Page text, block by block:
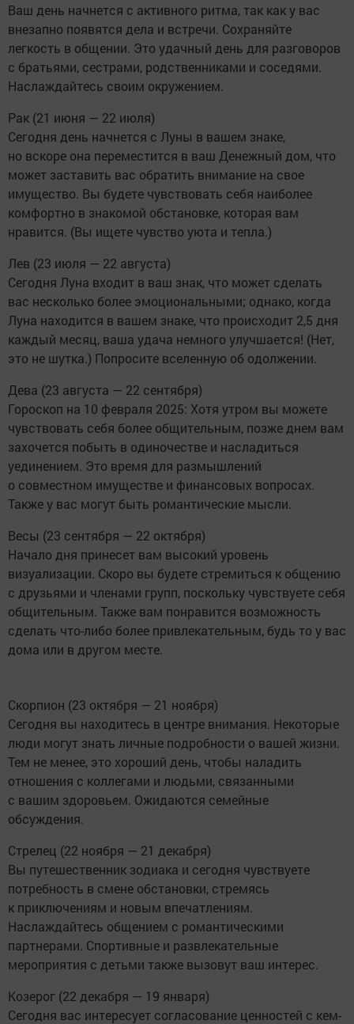
Ваш день начнется с активного ритма, так как у вас
внезапно появятся дела и встречи. Сохраняйте
легкость в общении. Это удачный день для разговоров
с братьями, сестрами, родственниками и соседями.
Наслаждайтесь своим окружением.
Рак (21 июня — 22 июля)
Сегодня день начнется с Луны в вашем знаке,
но вскоре она переместится в ваш Денежный дом, что
может заставить вас обратить внимание на свое
имущество. Вы будете чувствовать себя наиболее
комфортно в знакомой обстановке, которая вам
нравится. (Вы ищете чувство уюта и тепла.)
Лев (23 июля — 22 августа)
Сегодня Луна входит в ваш знак, что может сделать
вас несколько более эмоциональными; однако, когда
Луна находится в вашем знаке, что происходит 2,5 дня
каждый месяц, ваша удача немного улучшается! (Нет,
это не шутка.) Попросите вселенную об одолжении.
Дева (23 августа — 22 сентября)
Гороскоп на 10 февраля 2025: Хотя утром вы можете
чувствовать себя более общительным, позже днем вам
захочется побыть в одиночестве и насладиться
уединением. Это время для размышлений
о совместном имуществе и финансовых вопросах.
Также у вас могут быть романтические мысли.
Весы (23 сентября — 22 октября)
Начало дня принесет вам высокий уровень
визуализации. Скоро вы будете стремиться к общению
с друзьями и членами групп, поскольку чувствуете себя
общительным. Также вам понравится возможность
сделать что-либо более привлекательным, будь то у вас
дома или в другом месте.
Скорпион (23 октября — 21 ноября)
Сегодня вы находитесь в центре внимания. Некоторые
люди могут знать личные подробности о вашей жизни.
Тем не менее, это хороший день, чтобы наладить
отношения с коллегами и людьми, связанными
с вашим здоровьем. Ожидаются семейные
обсуждения.
Стрелец (22 ноября — 21 декабря)
Вы путешественник зодиака и сегодня чувствуете
потребность в смене обстановки, стремясь
к приключениям и новым впечатлениям.
Наслаждайтесь общением с романтическими
партнерами. Спортивные и развлекательные
мероприятия с детьми также вызовут ваш интерес.
Козерог (22 декабря — 19 января)
Сегодня вас интересует согласование ценностей с кем-